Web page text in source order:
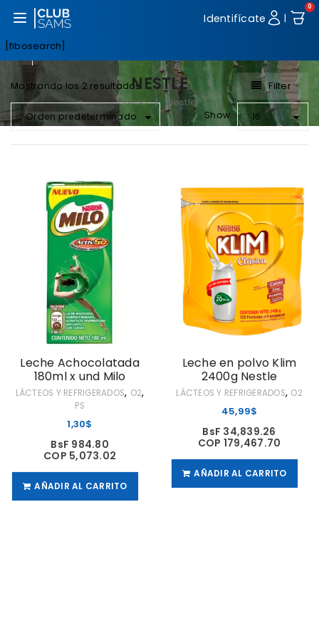
Abrir menú Identifícate |
0
[fibosearch]
NESTLE
Inicio / Nestle
Mostrando los 2 resultados Filter
Orden predeterminado Show 16
LÁCTEOS Y REFRIGERADOS, O2,
PS
Leche Achocolatada
180ml x und Milo
1,30$
BsF 984.80
COP 5,073.02
AÑADIR AL CARRITO
LÁCTEOS Y REFRIGERADOS, O2
Leche en polvo Klim
2400g Nestle
45,99$
BsF 34,839.26
COP 179,467.70
AÑADIR AL CARRITO